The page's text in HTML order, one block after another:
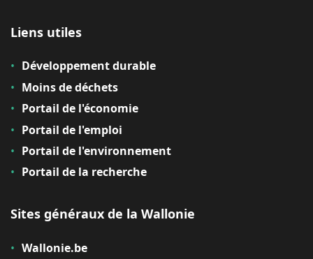
Liens utiles
Développement durable
Moins de déchets
Portail de l'économie
Portail de l'emploi
Portail de l'environnement
Portail de la recherche
Sites généraux de la Wallonie
Wallonie.be